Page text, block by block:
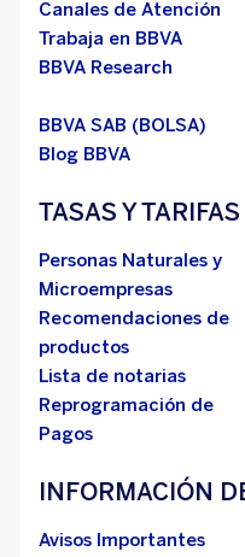
Canales de Atención
Trabaja en BBVA
BBVA Research
BBVA SAB (BOLSA)
Blog BBVA
TASAS Y TARIFAS
Personas Naturales y
Microempresas
Recomendaciones de
productos
Lista de notarias
Reprogramación de
Pagos
INFORMACIÓN
Avisos Importantes